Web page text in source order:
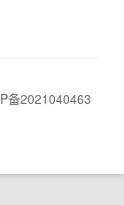
备2021040463